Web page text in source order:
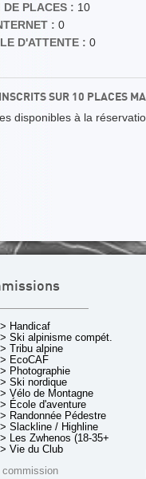
DE PLACES : 10
: 0
D'ATTENTE : 0
SUR 10 PLACES
disponibles à la
> Handicaf
> Ski alpinisme compét.
> Tribu alpine
> EcoCAF
> Photographie
> Ski nordique
> Vélo de Montagne
> École d'aventure
> Randonnée Pédestre
> Slackline / Highline
> Les Zwhenos (18-35+ ans)
> Vie du Club
commission